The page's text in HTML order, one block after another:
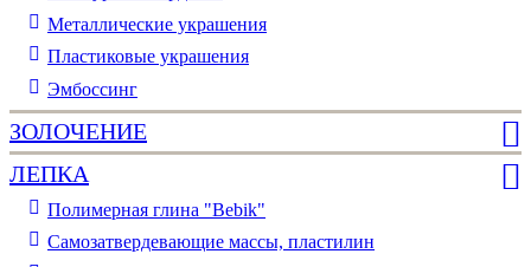
Металлические украшения
Пластиковые украшения
Эмбоссинг
ЗОЛОЧЕНИЕ
ЛЕПКА
Полимерная глина "Bebik"
Самозатвердевающие массы, пластилин